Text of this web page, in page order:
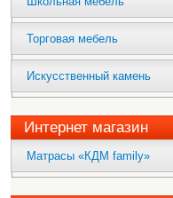
Торговая мебель
Искусственный камень
Интернет магазин
Матрасы «КДМ family»